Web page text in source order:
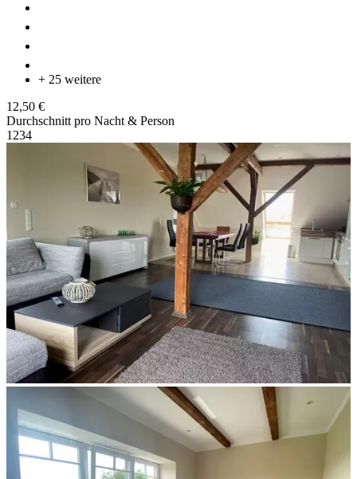
+ 25 weitere
12,50 €
Durchschnitt pro Nacht & Person
1 234